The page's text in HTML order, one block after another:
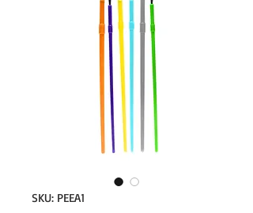
SKU: PEEA1